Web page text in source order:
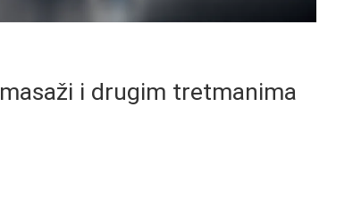
i drugim tretmanima